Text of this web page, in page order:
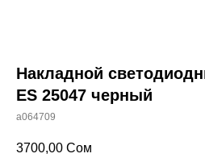
Накладной
ES 25047 черный
a064709
3700,00 Сом